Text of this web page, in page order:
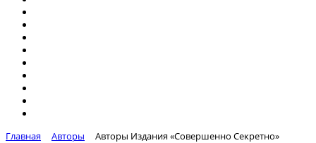
Главная Авторы Авторы Издания «Совершенно Секретно»